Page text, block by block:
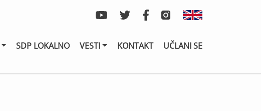
SDP LOKALNO VESTI KONTAKT UČLANI SE